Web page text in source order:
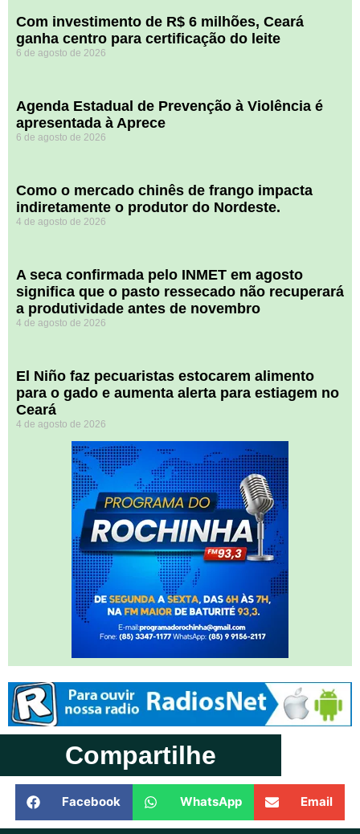
Com investimento de R$ 6 milhões, Ceará
ganha centro para certificação do leite
6 de agosto de 2026
Agenda Estadual de Prevenção à Violência é
apresentada à Aprece
6 de agosto de 2026
​Como o mercado chinês de frango impacta
indiretamente o produtor do Nordeste.
4 de agosto de 2026
A seca confirmada pelo INMET em agosto
significa que o pasto ressecado não recuperará
a produtividade antes de novembro
4 de agosto de 2026
El Niño faz pecuaristas estocarem alimento
para o gado e aumenta alerta para estiagem no
Ceará
4 de agosto de 2026
Compartilhe
Facebook WhatsApp Email